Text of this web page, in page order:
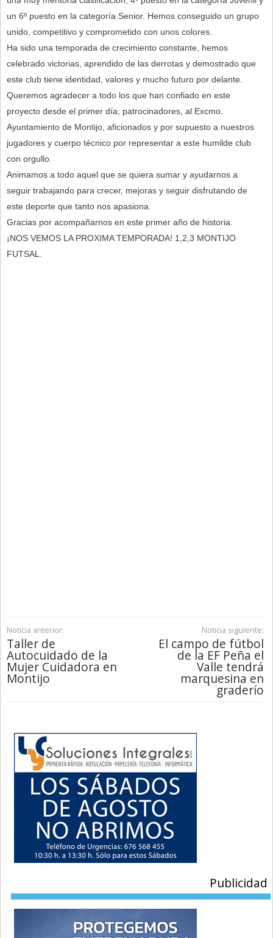
un 6º puesto en la categoría Senior. Hemos conseguido un grupo
unido, competitivo y comprometido con unos colores.
Ha sido una temporada de crecimiento constante, hemos
celebrado victorias, aprendido de las derrotas y demostrado que
este club tiene identidad, valores y mucho futuro por delante.
Queremos agradecer a todo los que han confiado en este
proyecto desde el primer día; patrocinadores, al Excmo.
Ayuntamiento de Montijo, aficionados y por supuesto a nuestros
jugadores y cuerpo técnico por representar a este humilde club
con orgullo.
Animamos a todo aquel que se quiera sumar y ayudarnos a
seguir trabajando para crecer, mejoras y seguir disfrutando de
este deporte que tanto nos apasiona.
Gracias por acompañarnos en este primer año de historia.
¡NOS VEMOS LA PROXIMA TEMPORADA! 1,2,3 MONTIJO
FUTSAL.
Noticia anterior:
Taller de
Autocuidado de la
Mujer Cuidadora en
Montijo
Noticia siguiente:
El campo de fútbol
de la EF Peña el
Valle tendrá
marquesina en
graderío
Publicidad